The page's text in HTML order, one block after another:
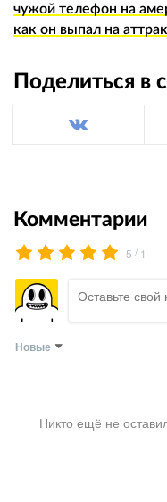
чужой телефон на
как он выпал на
Поделиться в
Комментарии
5 / 1
Новые
Никто ещё не